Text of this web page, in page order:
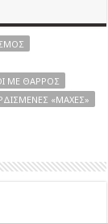
ΜΕ ΘΆΡΡΟΣ
«ΜΆΧΕΣ»